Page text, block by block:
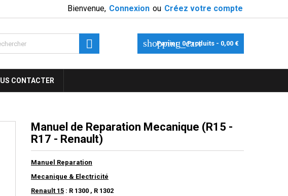
Bienvenue, Connexion ou Créez votre compte
shopping_cart
Panier: 0Produits - 0,00 €

CONTACTER
Manuel de Reparation Mecanique (R15 -
R17 - Renault)
Manuel Reparation
Mecanique & Electricité
Renault 15 : R 1300 , R 1302